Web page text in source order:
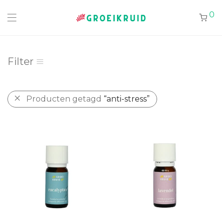
0
Filter
Producten getagd “anti-stress”